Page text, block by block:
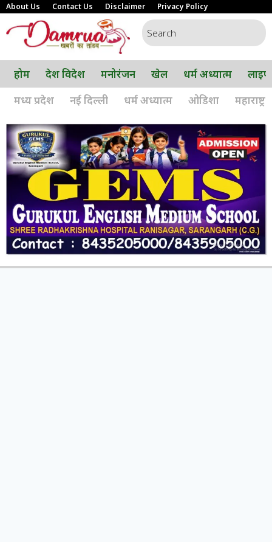
About Us Contact Us Disclaimer Privacy Policy
होम देश विदेश मनोरंजन खेल धर्म अध्यात्म
मध्य प्रदेश
नई दिल्ली धर्म अध्यात्म ओडिशा महाराष्ट्र